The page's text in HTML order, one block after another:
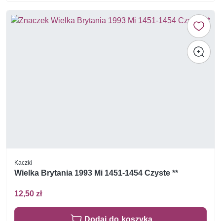
Kaczki
Wielka Brytania 1993 Mi 1451-1454 Czyste **
12,50 zł
Dodaj do koszyka